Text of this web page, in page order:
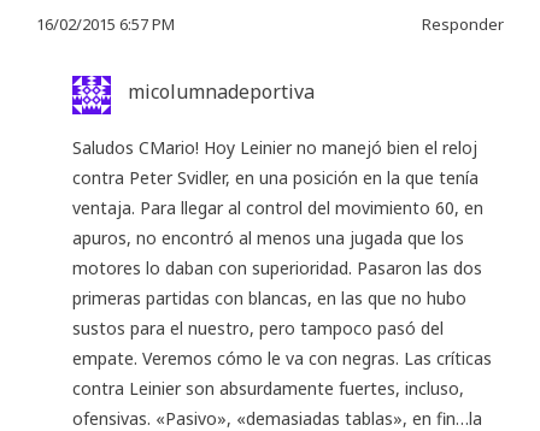
16/02/2015 6:57 PM Responder
micolumnadeportiva
Saludos CMario! Hoy Leinier no manejó bien el reloj
contra Peter Svidler, en una posición en la que tenía
ventaja. Para llegar al control del movimiento 60, en
apuros, no encontró al menos una jugada que los
motores lo daban con superioridad. Pasaron las dos
primeras partidas con blancas, en las que no hubo
sustos para el nuestro, pero tampoco pasó del
empate. Veremos cómo le va con negras. Las críticas
contra Leinier son absurdamente fuertes, incluso,
ofensivas. «Pasivo», «demasiadas tablas», en fin…la